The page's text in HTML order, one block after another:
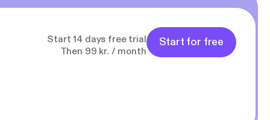
Start 14 days free trial
Then 99 kr. / month
Start for free